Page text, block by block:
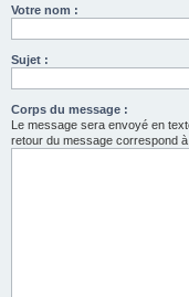
Votre nom :
Sujet :
Corps du message :
Le message sera envoyé en
retour du message correspond